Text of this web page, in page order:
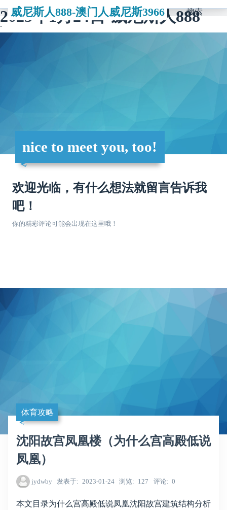
2023年1月24日-威尼斯人888
威尼斯人888-澳门人威尼斯3966 搜索
nice to meet you, too!
欢迎光临，有什么想法就留言告诉我
吧！
你的精彩评论可能会出现在这里哦！
体育攻略
沈阳故宫凤凰楼（为什么宫高殿低说
凤凰）
jydwby 发表于 2023-01-24 浏览 127 评论 0
本文目录为什么宫高殿低说凤凰沈阳故宫建筑结构分析